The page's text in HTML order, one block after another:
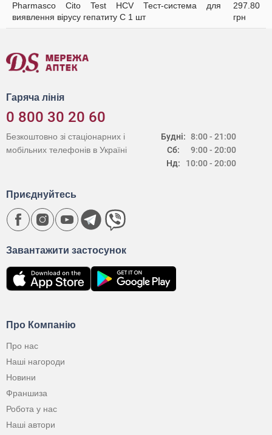
Pharmasco Cito Test HCV Тест-система для
виявлення вірусу гепатиту С 1 шт
297.80
грн
Гаряча лінія
0 800 30 20 60
Будні:
Сб:
Нд:
8:00 - 21:00
9:00 - 20:00
10:00 - 20:00
Безкоштовно зі стаціонарних і
мобільних телефонів в Україні
Про Компанію
Про нас
Наші нагороди
Новини
Франшиза
Робота у нас
Наші автори
Завантажити застосунок
Приєднуйтесь